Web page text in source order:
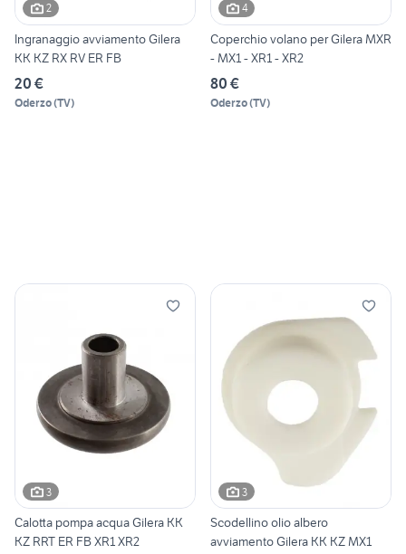
2
Ingranaggio avviamento Gilera
KK KZ RX RV ER FB
20 €
Oderzo(TV)
4
Coperchio volano per Gilera MXR
- MX1 - XR1 - XR2
80 €
Oderzo(TV)
3
Calotta pompa acqua Gilera KK
KZ RRT ER FB XR1 XR2
3
Scodellino olio albero
avviamento Gilera KK KZ MX1